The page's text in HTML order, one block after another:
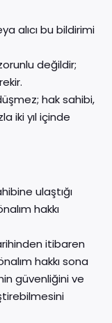
alıcı bu bildirimi
değildir;
hak sahibi,
iki yıl içinde
ulaştığı
hakkı
itibaren
hakkı sona
güvenliğini ve